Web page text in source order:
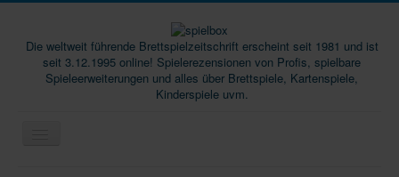
Die weltweit führende Brettspielzeitschrift erscheint seit 1981 und ist
seit 3.12.1995 online! Spielerezensionen von Profis, spielbare
Spieleerweiterungen und alles über Brettspiele, Kartenspiele,
Kinderspiele uvm.